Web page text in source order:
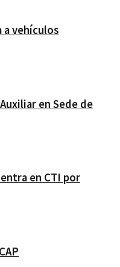
a vehículos
en Sede de
en CTI por